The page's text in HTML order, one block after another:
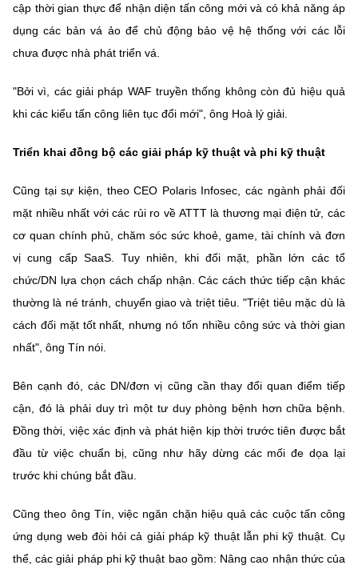
cập thời gian thực để nhận diện tấn công mới và có khả năng áp
dụng các bản vá ảo để chủ động bảo vệ hệ thống với các lỗi
chưa được nhà phát triển vá.
"Bởi vì, các giải pháp WAF truyền thống không còn đủ hiệu quả
khi các kiểu tấn công liên tục đổi mới", ông Hoà lý giải.
Triển khai đồng bộ các giải pháp kỹ thuật và phi kỹ thuật
Cũng tại sự kiện, theo CEO Polaris Infosec, các ngành phải đối
mặt nhiều nhất với các rủi ro về ATTT là thương mại điện tử, các
cơ quan chính phủ, chăm sóc sức khoẻ, game, tài chính và đơn
vị cung cấp SaaS. Tuy nhiên, khi đối mặt, phần lớn các tổ
chức/DN lựa chọn cách chấp nhận. Các cách thức tiếp cận khác
thường là né tránh, chuyển giao và triệt tiêu. "Triệt tiêu mặc dù là
cách đối mặt tốt nhất, nhưng nó tốn nhiều công sức và thời gian
nhất", ông Tín nói.
Bên cạnh đó, các DN/đơn vị cũng cần thay đổi quan điểm tiếp
cận, đó là phải duy trì một tư duy phòng bệnh hơn chữa bệnh.
Đồng thời, việc xác định và phát hiện kịp thời trước tiên được bắt
đầu từ việc chuẩn bị, cũng như hãy dừng các mối đe dọa lại
trước khi chúng bắt đầu.
Cũng theo ông Tín, việc ngăn chặn hiệu quả các cuộc tấn công
ứng dụng web đòi hỏi cả giải pháp kỹ thuật lẫn phi kỹ thuật. Cụ
thể, các giải pháp phi kỹ thuật bao gồm: Nâng cao nhận thức của